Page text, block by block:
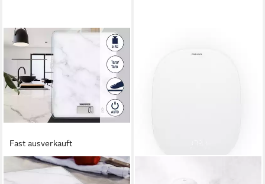
Fast ausverkauft
SOEHNLE
Küchenwaage Page Compact
Küchenwaage Enfinigy